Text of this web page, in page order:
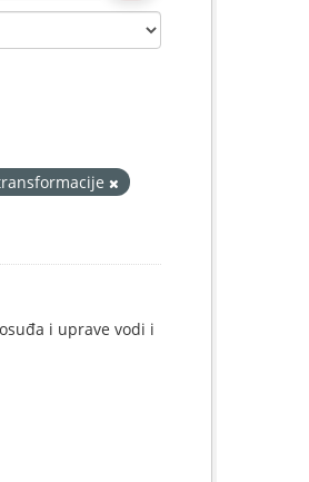
i uprave vodi i